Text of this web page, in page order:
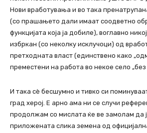
Нови вработувања и во така
(со прашањето дали имаат соодветно
функцијата која ја добиле), воглавно
избркан (со неколку исклучоци) од
претходната власт (единствено како
преместени на работа во некое село „без
И така сѐ бесшумно и тивко си
град херој. Е арно ама ни се случи
продолжам со мислата ќе ве замолам да
приложената слика земена од